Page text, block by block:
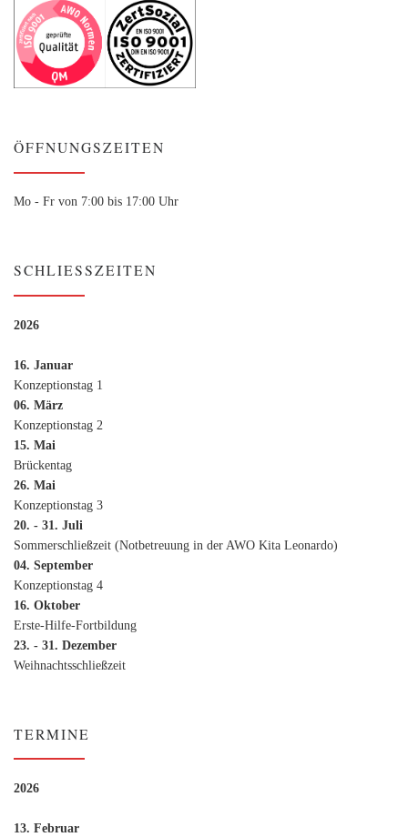
ÖFFNUNGSZEITEN
Mo - Fr von 7:00 bis 17:00 Uhr
SCHLIESSZEITEN
2026
16. Januar
Konzeptionstag 1
06. März
Konzeptionstag 2
15. Mai
Brückentag
26. Mai
Konzeptionstag 3
20. - 31. Juli
Sommerschließzeit (Notbetreuung in der AWO Kita Leonardo)
04. September
Konzeptionstag 4
16. Oktober
Erste-Hilfe-Fortbildung
23. - 31. Dezember
Weihnachtsschließzeit
TERMINE
2026
13. Februar